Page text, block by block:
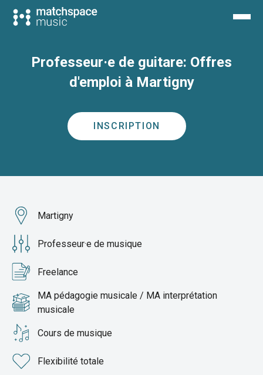
Professeur·e de guitare: Offres
d'emploi à Martigny
INSCRIPTION
Martigny
Professeur·e de musique
Freelance
MA pédagogie musicale / MA interprétation
musicale
Cours de musique
Flexibilité totale